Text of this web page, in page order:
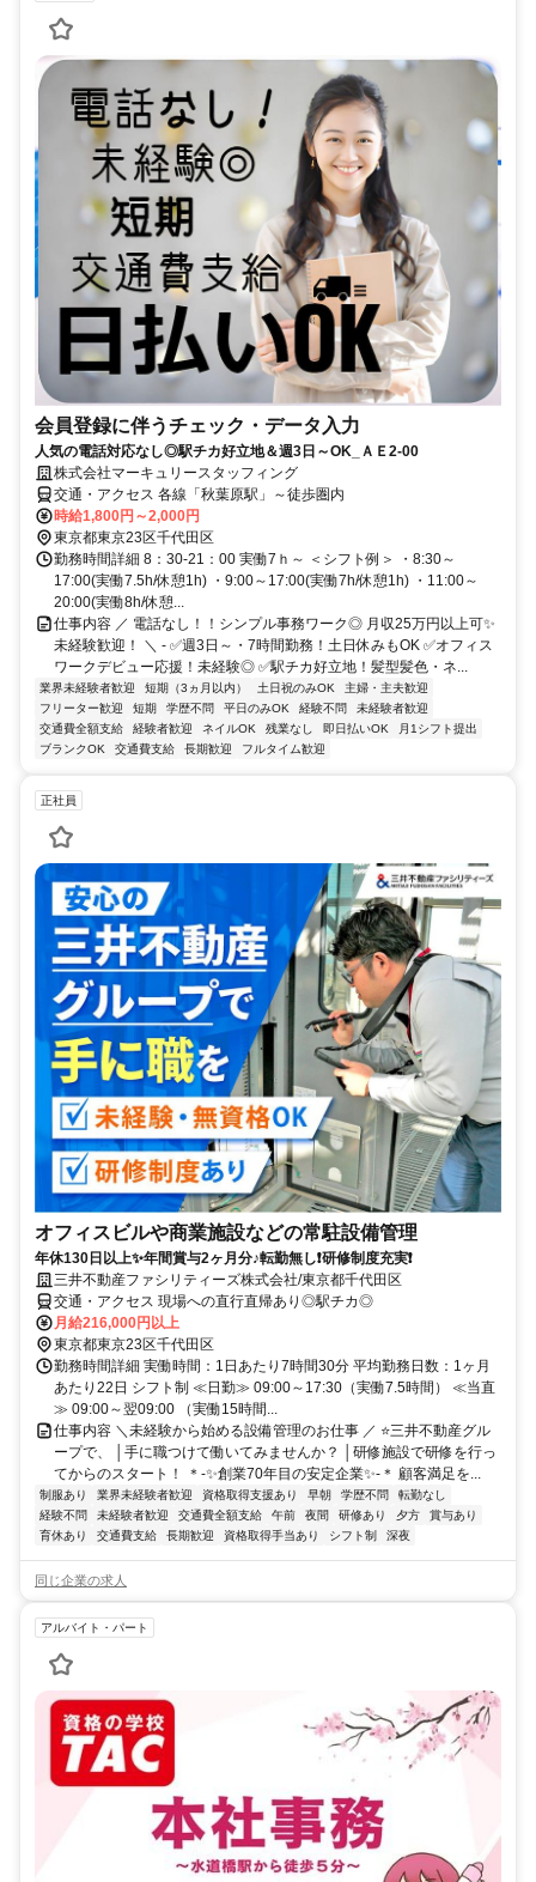
会員登録に伴うチェック・データ入力
人気の電話対応なし◎駅チカ好立地＆週3日～OK_ＡＥ2-00
株式会社マーキュリースタッフィング
交通・アクセス 各線「秋葉原駅」～徒歩圏内
時給1,800円～2,000円
東京都東京23区千代田区
勤務時間詳細 8：30-21：00 実働7ｈ～ ＜シフト例＞ ・8:30～
17:00(実働7.5h/休憩1h) ・9:00～17:00(実働7h/休憩1h) ・11:00～
20:00(実働8h/休憩...
仕事内容 ／ 電話なし！！シンプル事務ワーク◎ 月収25万円以上可✨
未経験歓迎！ ＼ - ✅週3日～・7時間勤務！土日休みもOK ✅オフィス
ワークデビュー応援！未経験◎ ✅駅チカ好立地！髪型髪色・ネ...
業界未経験者歓迎 短期（3ヵ月以内） 土日祝のみOK
主婦・主夫歓迎
フリーター歓迎
短期 学歴不問 平日のみOK 経験不問
未経験者歓迎
交通費全額支給
経験者歓迎 ネイルOK 残業なし 即日払いOK
月1シフト提出
ブランクOK
交通費支給 長期歓迎 フルタイム歓迎
正社員
オフィスビルや商業施設などの常駐設備管理
年休130日以上✨年間賞与2ヶ月分♪転勤無し❗研修制度充実❗
三井不動産ファシリティーズ株式会社/東京都千代田区
交通・アクセス 現場への直行直帰あり◎駅チカ◎
月給216,000円以上
東京都東京23区千代田区
勤務時間詳細 実働時間：1日あたり7時間30分 平均勤務日数：1ヶ月
あたり22日 シフト制 ≪日勤≫ 09:00～17:30（実働7.5時間） ≪当直
≫ 09:00～翌09:00 （実働15時間...
仕事内容 ＼未経験から始める設備管理のお仕事 ／ ⭐三井不動産グル
ープで、 │手に職つけて働いてみませんか？ │研修施設で研修を行っ
てからのスタート！ ＊-✨創業70年目の安定企業✨-＊ 顧客満足を...
制服あり 業界未経験者歓迎 資格取得支援あり 早朝 学歴不問
転勤なし
経験不問
未経験者歓迎 交通費全額支給 午前 夜間 研修あり 夕方
賞与あり
育休あり
交通費支給 長期歓迎 資格取得手当あり シフト制 深夜
同じ企業の求人
アルバイト・パート